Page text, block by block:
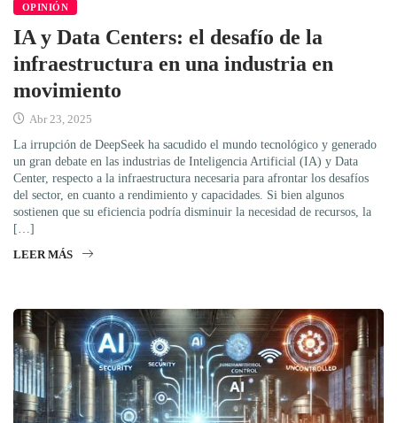
OPINIÓN
IA y Data Centers: el desafío de la
infraestructura en una industria en
movimiento
Abr 23, 2025
La irrupción de DeepSeek ha sacudido el mundo tecnológico y generado
un gran debate en las industrias de Inteligencia Artificial (IA) y Data
Center, respecto a la infraestructura necesaria para afrontar los desafíos
del sector, en cuanto a rendimiento y capacidades. Si bien algunos
sostienen que su eficiencia podría disminuir la necesidad de recursos, la
[…]
LEER MÁS